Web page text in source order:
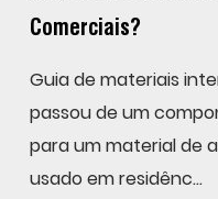
Comerciais?
Guia de materiais
passou de um
para um material de
usado em residênc...